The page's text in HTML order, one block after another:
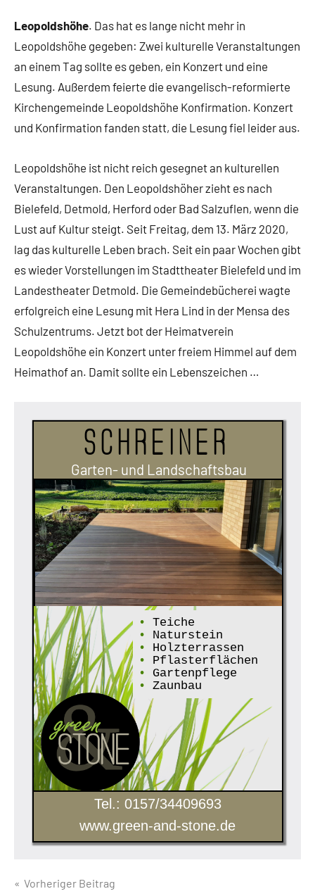
Leopoldshöhe. Das hat es lange nicht mehr in
Leopoldshöhe gegeben: Zwei kulturelle Veranstaltungen
an einem Tag sollte es geben, ein Konzert und eine
Lesung. Außerdem feierte die evangelisch-reformierte
Kirchengemeinde Leopoldshöhe Konfirmation. Konzert
und Konfirmation fanden statt, die Lesung fiel leider aus.
Leopoldshöhe ist nicht reich gesegnet an kulturellen
Veranstaltungen. Den Leopoldshöher zieht es nach
Bielefeld, Detmold, Herford oder Bad Salzuflen, wenn die
Lust auf Kultur steigt. Seit Freitag, dem 13. März 2020,
lag das kulturelle Leben brach. Seit ein paar Wochen gibt
es wieder Vorstellungen im Stadttheater Bielefeld und im
Landestheater Detmold. Die Gemeindebücherei wagte
erfolgreich eine Lesung mit Hera Lind in der Mensa des
Schulzentrums. Jetzt bot der Heimatverein
Leopoldshöhe ein Konzert unter freiem Himmel auf dem
Heimathof an. Damit sollte ein Lebenszeichen …
Schreiner
Garten- und Landschaftsbau
•
Teiche
•
Naturstein
•
Holzterrassen
•
Pflasterflächen
•
Gartenpflege
•
Zaunbau
Tel.: 0157/34409693
www.green-and-stone.de
Beitragsnavigation
Vorheriger Beitrag